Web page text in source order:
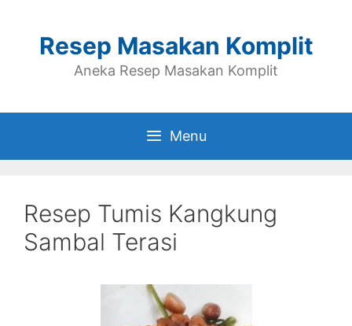
contentResep Masakan Komplit
Aneka Resep Masakan Komplit
Menu
Resep Tumis Kangkung
Sambal Terasi